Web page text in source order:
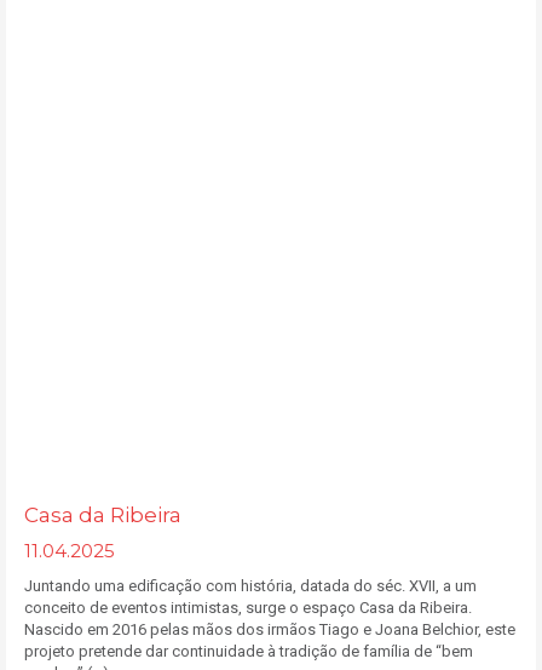
Casa da Ribeira
11.04.2025
Juntando uma edificação com história, datada do séc. XVII, a um
conceito de eventos intimistas, surge o espaço Casa da Ribeira.
Nascido em 2016 pelas mãos dos irmãos Tiago e Joana Belchior, este
projeto pretende dar continuidade à tradição de família de “bem